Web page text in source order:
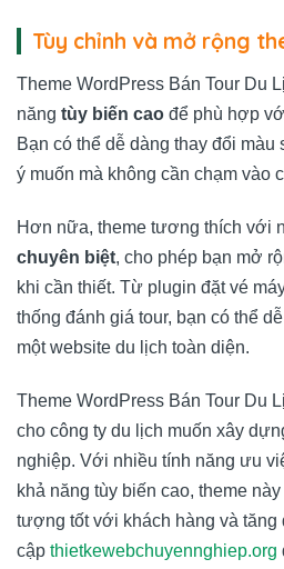
Tùy chỉnh và mở rộng
Theme WordPress Bán Tour Du
năng tùy biến cao để phù hợp
Bạn có thể dễ dàng thay đổi màu
ý muốn mà không cần chạm vào
Hơn nữa, theme tương thích với
chuyên biệt, cho phép bạn mở
khi cần thiết. Từ plugin đặt vé
thống đánh giá tour, bạn có thể
một website du lịch toàn diện.
Theme WordPress Bán Tour Du
cho công ty du lịch muốn xây
nghiệp. Với nhiều tính năng ưu
khả năng tùy biến cao, theme
tượng tốt với khách hàng và tăng
cập thietkewebchuyennghiep.org